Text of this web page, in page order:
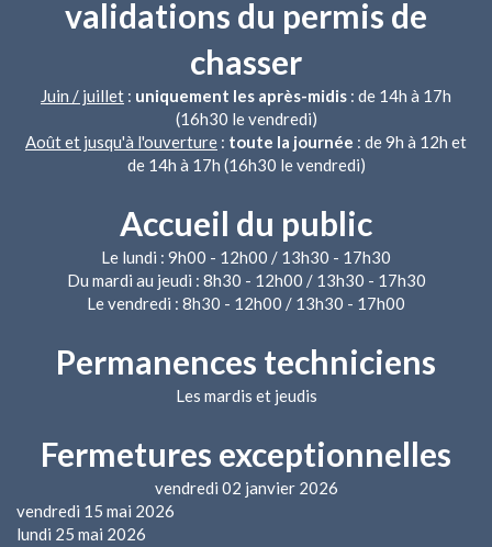
validations du permis de
chasser
Juin / juillet : uniquement les après-midis : de 14h à 17h
(16h30 le vendredi)
Août et jusqu'à l'ouverture : toute la journée : de 9h à 12h et
de 14h à 17h (16h30 le vendredi)
Accueil du public
Le lundi : 9h00 - 12h00 / 13h30 - 17h30
Du mardi au jeudi : 8h30 - 12h00 / 13h30 - 17h30
Le vendredi : 8h30 - 12h00 / 13h30 - 17h00
Permanences techniciens
Les mardis et jeudis
Fermetures exceptionnelles
vendredi 02 janvier 2026
vendredi 15 mai 2026
lundi 25 mai 2026